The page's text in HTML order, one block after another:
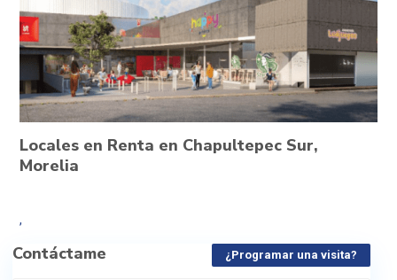
Locales en Renta en Chapultepec Sur,
Morelia
,
Contáctame ¿Programar una visita?